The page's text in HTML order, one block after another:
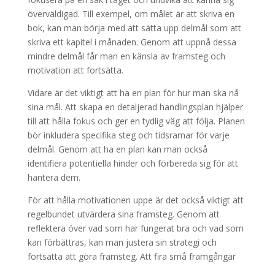
överväldigad. Till exempel, om målet är att skriva en
bok, kan man börja med att sätta upp delmål som att
skriva ett kapitel i månaden. Genom att uppnå dessa
mindre delmål får man en känsla av framsteg och
motivation att fortsätta.
Vidare är det viktigt att ha en plan för hur man ska nå
sina mål. Att skapa en detaljerad handlingsplan hjälper
till att hålla fokus och ger en tydlig väg att följa. Planen
bör inkludera specifika steg och tidsramar för varje
delmål. Genom att ha en plan kan man också
identifiera potentiella hinder och förbereda sig för att
hantera dem.
För att hålla motivationen uppe är det också viktigt att
regelbundet utvärdera sina framsteg. Genom att
reflektera över vad som har fungerat bra och vad som
kan förbättras, kan man justera sin strategi och
fortsätta att göra framsteg. Att fira små framgångar